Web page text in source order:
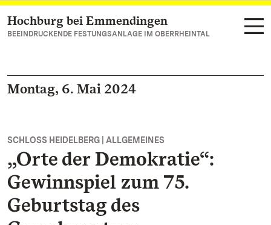
Zum Hauptinhalt springen
Hochburg bei Emmendingen
BEEINDRUCKENDE FESTUNGSANLAGE IM OBERRHEINTAL
Montag, 6. Mai 2024
SCHLOSS HEIDELBERG | ALLGEMEINES
„Orte der Demokratie“:
Gewinnspiel zum 75.
Geburtstag des